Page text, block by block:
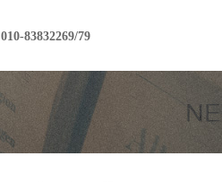
010-83832269/79